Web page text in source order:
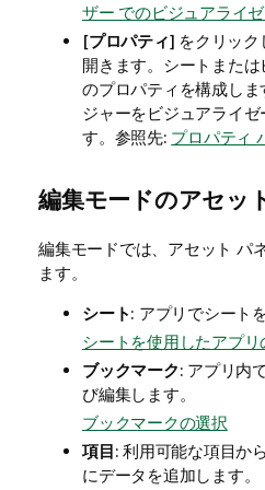
ザー でのビジュアライ
[プロパティ] をクリック
開きます。シートまた
のプロパティを構成し
ジャーをビジュアライ
す。 参照先: プロパティ
編集モードのアセッ
編集モードでは、アセット パ
ます。
シート: アプリでシート
シートを使用したアプリ
ブックマーク: アプリ内
び編集します。
ブックマークの選択
項目: 利用可能な項目か
にデータを追加します。